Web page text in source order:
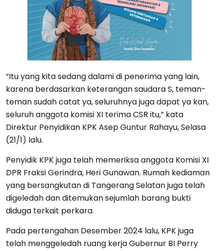
“Itu yang kita sedang dalami di penerima yang lain,
karena berdasarkan keterangan saudara S, teman-
teman sudah catat ya, seluruhnya juga dapat ya kan,
seluruh anggota komisi XI terima CSR itu,” kata
Direktur Penyidikan KPK Asep Guntur Rahayu, Selasa
(21/1) lalu.
Penyidik KPK juga telah memeriksa anggota Komisi XI
DPR Fraksi Gerindra, Heri Gunawan. Rumah kediaman
yang bersangkutan di Tangerang Selatan juga telah
digeledah dan ditemukan sejumlah barang bukti
diduga terkait perkara.
Pada pertengahan Desember 2024 lalu, KPK juga
telah menggeledah ruang kerja Gubernur BI Perry